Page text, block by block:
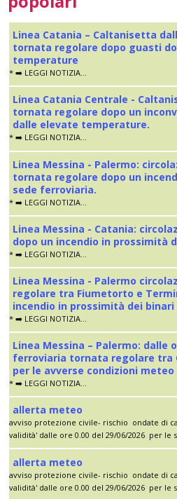
Linea Catania – Caltanisetta
tornata regolare dopo guasti
temperature
* ➡️ LEGGI NOTIZIA...
Linea Catania Centrale -
tornata regolare dopo un
dalle elevate temperature.
* ➡️ LEGGI NOTIZIA...
Linea Messina - Palermo:
tornata regolare dopo un
sede ferroviaria.
* ➡️ LEGGI NOTIZIA...
Linea Messina - Catania:
dopo un incendio in prossimità
* ➡️ LEGGI NOTIZIA...
Linea Messina - Palermo
regolare tra Fiumetorto e
incendio in prossimità dei binari
* ➡️ LEGGI NOTIZIA...
Linea Messina – Palermo: dalle
ferroviaria tornata regolare tra
per le avverse condizioni meteo
* ➡️ LEGGI NOTIZIA...
allerta meteo
avviso protezione civile- rischio ondate di
validità' dalle ore 0.00 del 29/06/2026 per le
allerta meteo
avviso protezione civile- rischio ondate di
validità' dalle ore 0.00 del 29/06/2026 per le